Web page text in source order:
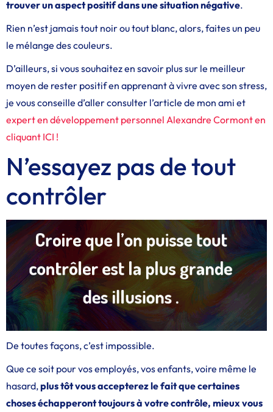
trouver un aspect positif dans une situation négative.
Rien n’est jamais tout noir ou tout blanc, alors, faites un peu
le mélange des couleurs.
D’ailleurs, si vous souhaitez en savoir plus sur le meilleur
moyen de rester positif en apprenant à vivre avec son stress,
je vous conseille d’aller consulter l’article de mon ami et
expert en développement personnel Alexandre Cormont en
cliquant ICI !
N’essayez pas de tout
contrôler
De toutes façons, c’est impossible.
Que ce soit pour vos employés, vos enfants, voire même le
hasard,plus tôt vous accepterez le fait que certaines
choses échapperont toujours à votre contrôle, mieux vous